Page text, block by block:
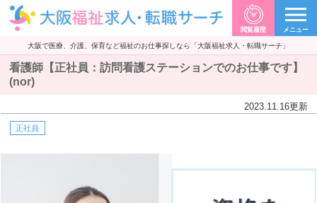
大阪で医療、介護、保育など福祉のお仕事探しなら「大阪福祉求人・転職サーチ」
閲覧履歴 メニュー
看護師【正社員：訪問看護ステーションでのお仕事です】
(nor)
2023.11.16更新
正社員